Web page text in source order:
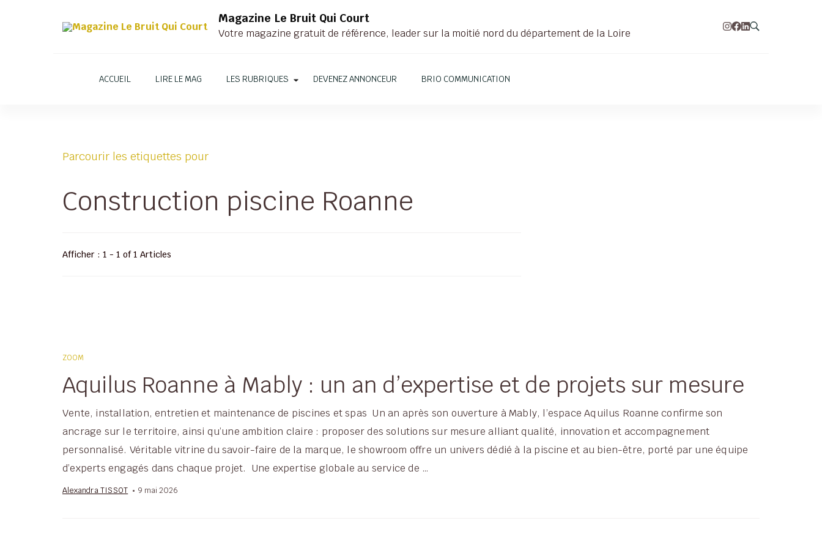
Magazine Le Bruit Qui Court
Votre magazine gratuit de référence, leader sur la moitié nord du département de la Loire
ACCUEIL LIRE LE MAG LES RUBRIQUES DEVENEZ ANNONCEUR BRIO COMMUNICATION
Parcourir les etiquettes pour
Construction piscine Roanne
Afficher : 1 - 1 of 1 Articles
ZOOM
Aquilus Roanne à Mably : un an d’expertise et de projets sur mesure
Vente, installation, entretien et maintenance de piscines et spas Un an après son ouverture à Mably, l’espace Aquilus Roanne confirme son
ancrage sur le territoire, ainsi qu’une ambition claire : proposer des solutions sur mesure alliant qualité, innovation et accompagnement
personnalisé. Véritable vitrine du savoir-faire de la marque, le showroom offre un univers dédié à la piscine et au bien-être, porté par une équipe
d’experts engagés dans chaque projet. Une expertise globale au service de …
Alexandra TISSOT 9 mai 2026